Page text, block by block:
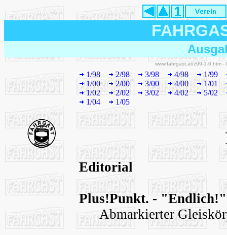
www.fahrgast.at/z99-1-0.htm
1/98 2/98 3/98 4/98
1/99
1/00
2/00 3/00 4/00
1/01
1/02
2/02 3/02 4/02
5/02
1/04
1/05
Editorial
Plus!Punkt. - "Endlich!"
Abmarkierter